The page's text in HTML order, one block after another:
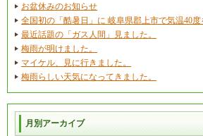
お盆休みのお知らせ
全国初の「酷暑日」に 岐阜県郡上市で気温40度
最近話題の「ガス人間」見ました。
梅雨が明けました。
マイケル、見に行きました。
梅雨らしい天気になってきました。
月別アーカイブ